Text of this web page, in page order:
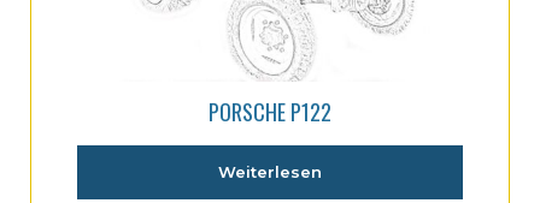
PORSCHE P122
Weiterlesen